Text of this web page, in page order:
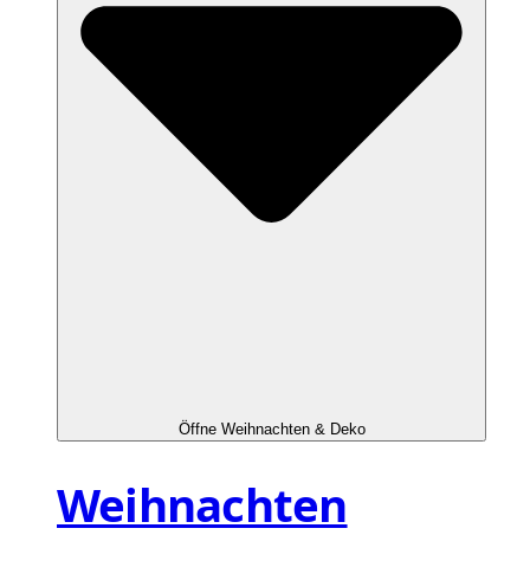
Öffne Weihnachten & Deko
Weihnachten